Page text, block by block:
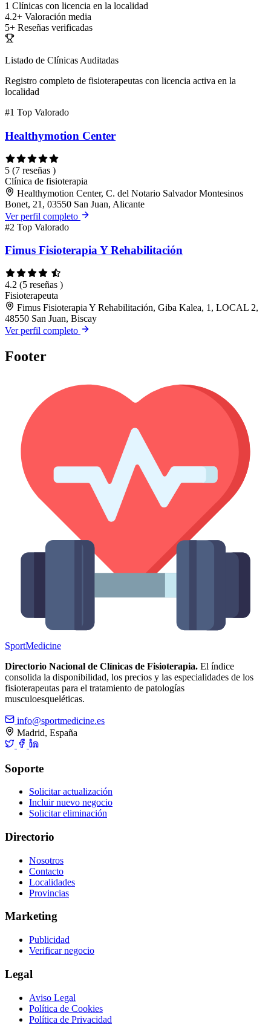
1 Clínicas con licencia en la localidad
4.2+ Valoración media
5+ Reseñas verificadas
Listado de Clínicas Auditadas
Registro completo de fisioterapeutas con licencia activa en la
localidad
#1 Top Valorado
Healthymotion Center
5 (7 reseñas )
Clínica de fisioterapia
Healthymotion Center, C. del Notario Salvador Montesinos
Bonet, 21, 03550 San Juan, Alicante
Ver perfil completo
#2 Top Valorado
Fimus Fisioterapia Y Rehabilitación
4.2 (5 reseñas )
Fisioterapeuta
Fimus Fisioterapia Y Rehabilitación, Giba Kalea, 1, LOCAL 2,
48550 San Juan, Biscay
Ver perfil completo
Footer
SportMedicine
Directorio Nacional de Clínicas de Fisioterapia. El índice
consolida la disponibilidad, los precios y las especialidades de los
fisioterapeutas para el tratamiento de patologías
musculoesqueléticas.
info@sportmedicine.es
Madrid, España
Soporte
Solicitar actualización
Incluir nuevo negocio
Solicitar eliminación
Directorio
Nosotros
Contacto
Localidades
Provincias
Marketing
Publicidad
Verificar negocio
Legal
Aviso Legal
Política de Cookies
Política de Privacidad